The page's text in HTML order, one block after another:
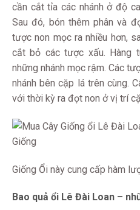
cần cắt tỉa các nhánh ở độ
Sau đó, bón thêm phân và
tược non mọc ra nhiều hơn,
cắt bỏ các tược xấu. Hàng
những nhánh mọc rậm. Các
nhánh bên cặp lá trên cùng.
với thời kỳ ra đọt non ở vị trí
Giống Ổi này cung cấp hàm
Bao quả ổi Lê Đài Loan –